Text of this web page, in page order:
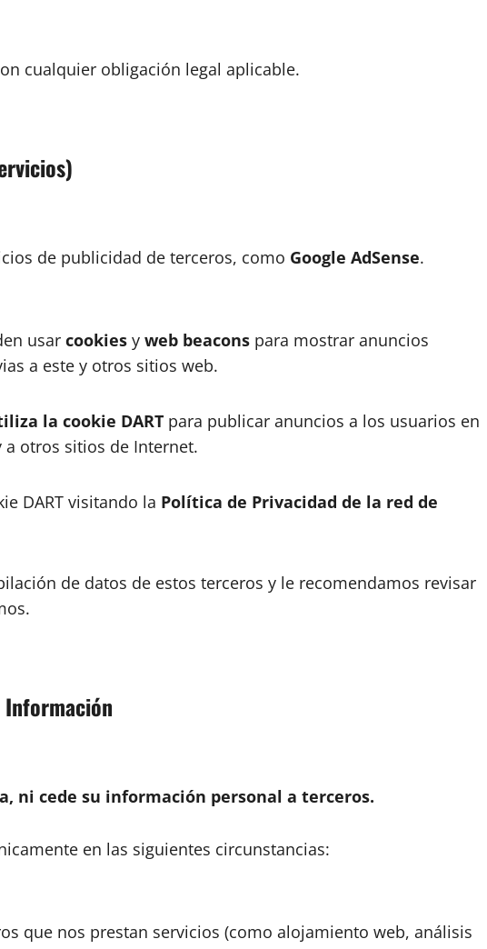
cualquier obligación legal aplicable.
de publicidad de terceros, como Google AdSense.
usar cookies y web beacons para mostrar anuncios
a este y otros sitios web.
la cookie DART para publicar anuncios a los usuarios en
otros sitios de Internet.
DART visitando la Política de Privacidad de la red de
de datos de estos terceros y le recomendamos revisar
Información
ni cede su información personal a terceros.
en las siguientes circunstancias:
que nos prestan servicios (como alojamiento web, análisis